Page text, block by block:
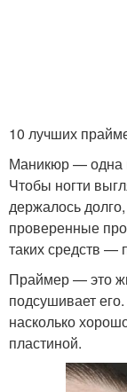
10 лучших
Маникюр — одна
Чтобы ногти
держалось
проверенные
таких средств —
Праймер — это
подсушивает
насколько
пластиной.